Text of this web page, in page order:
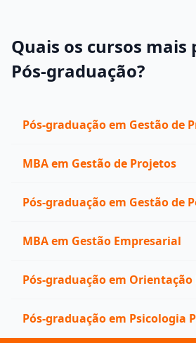
Quais os cursos mais
Pós-graduação?
Pós-graduação em Gestão de
MBA em Gestão de Projetos
Pós-graduação em Gestão de
MBA em Gestão Empresarial
Pós-graduação em Orientação
Pós-graduação em Psicologia
Coaching